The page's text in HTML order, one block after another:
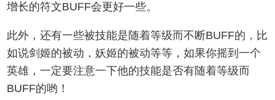
增长的符文BUFF会更好一些。
此外，还有一些被技能是随着等级而不断BUFF的，比
如说剑姬的被动，妖姬的被动等等，如果你摇到一个
英雄，一定要注意一下他的技能是否有随着等级而
BUFF的哟！